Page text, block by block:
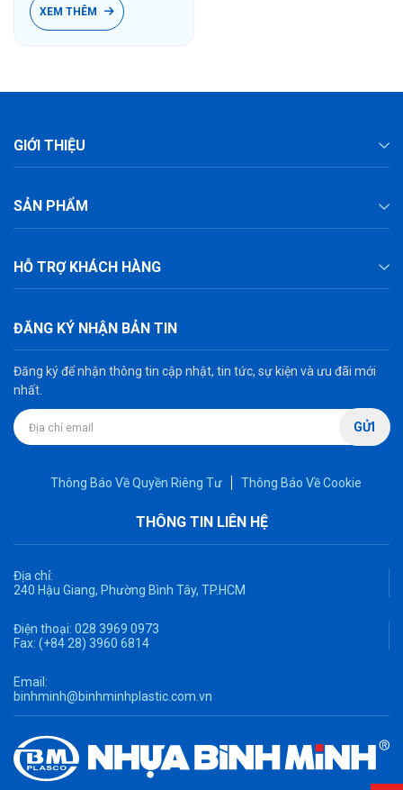
XEM THÊM
GIỚI THIỆU
SẢN PHẨM
HỖ TRỢ KHÁCH HÀNG
ĐĂNG KÝ NHẬN BẢN TIN
Đăng ký để nhận thông tin cập nhật, tin tức, sự kiện và ưu đãi mới
nhất.
GỬI
THÔNG TIN LIÊN HỆ
Thông Báo Về Quyền Riêng Tư Thông Báo Về Cookie
Địa chỉ:
240 Hậu Giang, Phường Bình Tây, TP.HCM
Điện thoại: 028 3969 0973
Fax: (+84 28) 3960 6814
Email:
binhminh@binhminhplastic.com.vn